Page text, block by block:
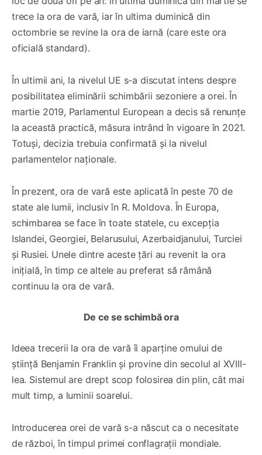
trece la ora de vară, iar în ultima duminică din
octombrie se revine la ora de iarnă (care este ora
oficială standard).
În ultimii ani, la nivelul UE s-a discutat intens despre
posibilitatea eliminării schimbării sezoniere a orei. În
martie 2019, Parlamentul European a decis să renunțe
la această practică, măsura intrând în vigoare în 2021.
Totuși, decizia trebuia confirmată şi la nivelul
parlamentelor naţionale.
În prezent, ora de vară este aplicată în peste 70 de
state ale lumii, inclusiv în R. Moldova. În Europa,
schimbarea se face în toate statele, cu excepţia
Islandei, Georgiei, Belarusului, Azerbaidjanului, Turciei
şi Rusiei. Unele dintre aceste ţări au revenit la ora
iniţială, în timp ce altele au preferat să rămână
continuu la ora de vară.
De ce se schimbă ora
Ideea trecerii la ora de vară îi aparține omului de
știință Benjamin Franklin și provine din secolul al XVIII-
lea. Sistemul are drept scop folosirea din plin, cât mai
mult timp, a luminii soarelui.
Introducerea orei de vară s-a născut ca o necesitate
de război, în timpul primei conflagrații mondiale.